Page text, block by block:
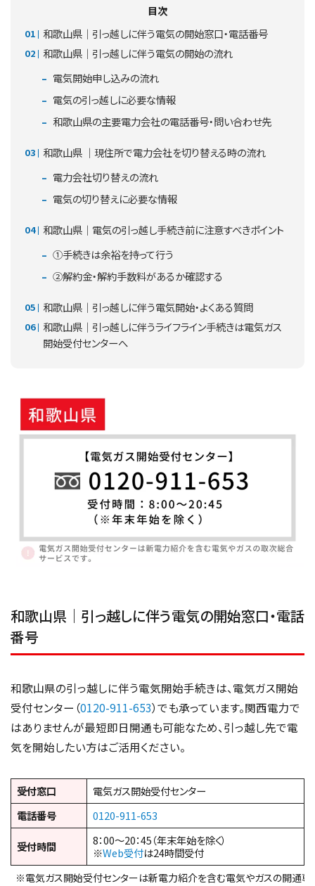
目次
和歌山県｜引っ越しに伴う電気の開始窓口・電話番号
和歌山県｜引っ越しに伴う電気の開始の流れ
電気開始申し込みの流れ
電気の引っ越しに必要な情報
和歌山県の主要電力会社の電話番号・問い合わせ先
和歌山県 ｜現住所で電力会社を切り替える時の流れ
電力会社切り替えの流れ
電気の切り替えに必要な情報
和歌山県｜電気の引っ越し手続き前に注意すべきポイント
①手続きは余裕を持って行う
②解約金・解約手数料があるか確認する
和歌山県｜引っ越しに伴う電気開始・よくある質問
和歌山県｜引っ越しに伴うライフライン手続きは電気ガス
開始受付センターへ
和歌山県｜引っ越しに伴う電気の開始窓口・電話
番号
和歌山県の引っ越しに伴う電気開始手続きは、電気ガス開始
受付センター（0120-911-653）でも承っています。関西電力で
はありませんが最短即日開通も可能なため、引っ越し先で電
気を開始したい方はご活用ください。
受付窓口
電気ガス開始受付センター
電話番号
0120-911-653
受付時間
8：00～20：45（年末年始を除く）
※Web受付は24時間受付
※電気ガス開始受付センターは新電力紹介を含む電気やガスの開通専